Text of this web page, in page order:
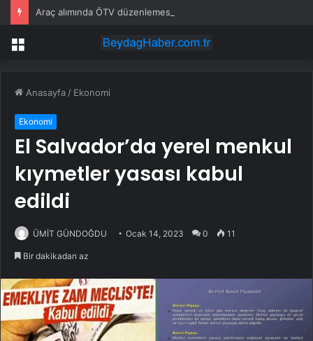
Menü
Anasayfa / Ekonomi
Ekonomi
El Salvador’da yerel menkul
kıymetler yasası kabul
edildi
ÜMİT GÜNDOĞDU Ocak 14, 2023 0 11
Bir dakikadan az